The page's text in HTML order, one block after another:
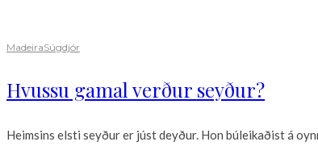
MadeiraSúgdjór
Hvussu gamal verður seyður?
Heimsins elsti seyður er júst deyður. Hon búleikaðist á